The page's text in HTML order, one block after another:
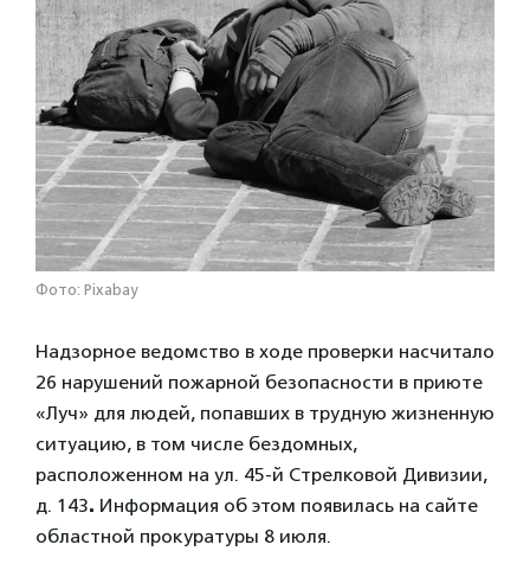
Фото: Pixabay
Надзорное ведомство в ходе проверки насчитало
26 нарушений пожарной безопасности в приюте
«Луч» для людей, попавших в трудную жизненную
ситуацию, в том числе бездомных,
расположенном на ул. 45-й Стрелковой Дивизии,
д. 143. Информация об этом появилась на сайте
областной прокуратуры 8 июля.